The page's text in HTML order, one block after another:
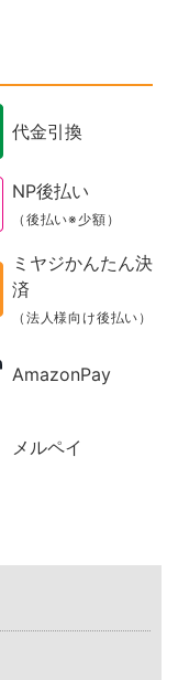
代金引換
NP後払い
（後払い※少額）
ミヤジかんたん決
済
（法人様向け後払い）
AmazonPay
メルペイ